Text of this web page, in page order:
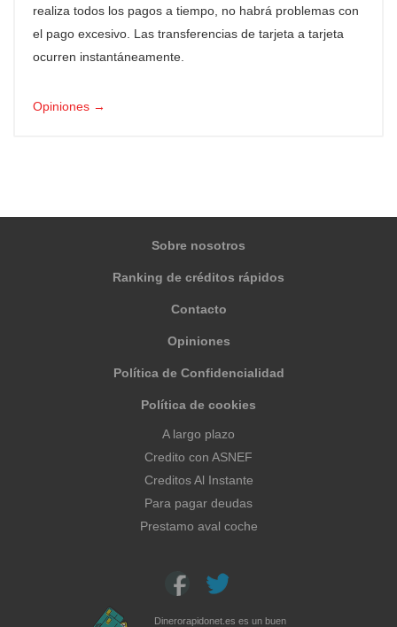
realiza todos los pagos a tiempo, no habrá problemas con
el pago excesivo. Las transferencias de tarjeta a tarjeta
ocurren instantáneamente.
Opiniones →
Sobre nosotros
Ranking de créditos rápidos
Contacto
Opiniones
Política de Confidencialidad
Política de cookies
Dinerorapidonet.es es un buen
A largo plazo
Credito con ASNEF
Creditos Al Instante
Para pagar deudas
Prestamo aval coche